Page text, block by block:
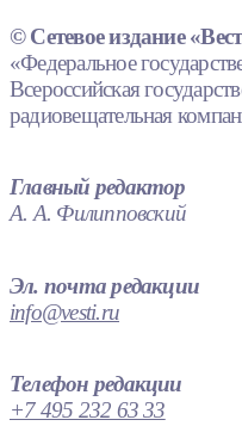
© Сетевое издание
«Федеральное
Всероссийская
радиовещательная
Главный редактор
А. А. Филипповский
Эл. почта редакции
info@vesti.ru
Телефон редакции
+7 495 232 63 33